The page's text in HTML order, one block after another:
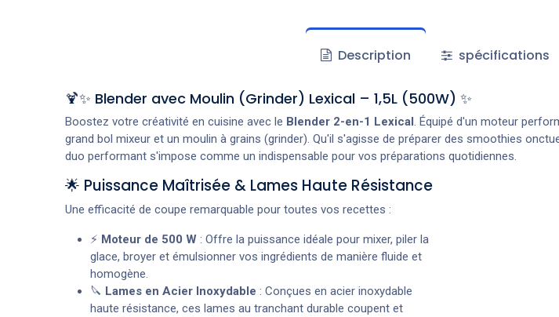
Description spécifications
🍹✨ Blender avec Moulin (Grinder) Lexical – 1,5L (500W) ✨
Boostez votre créativité en cuisine avec le Blender 2-en-1 Lexical. Équipé d'un moteur
grand bol mixeur et un moulin à grains (grinder). Qu'il s'agisse de préparer des smoothies
duo performant s'impose comme un indispensable pour vos préparations quotidiennes.
🌟 Puissance Maîtrisée & Lames Haute Résistance
Une efficacité de coupe remarquable pour toutes vos recettes :
⚡ Moteur de 500 W: Offre la puissance idéale pour mixer, piler la
glace, broyer et émulsionner vos ingrédients de manière fluide et
homogène.
🔪 Lames en Acier Inoxydable : Conçues en acier inoxydable
haute résistance, ces lames au tranchant durable coupent et